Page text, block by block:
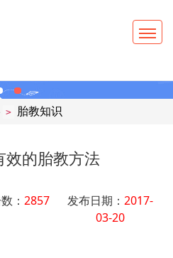
> 胎教知识
效的胎教方法
： 2857 发布日期：2017-
03-20